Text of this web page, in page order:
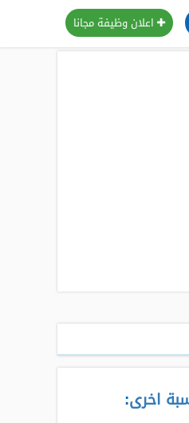
اعلان وظيفة مجانا
اخرى: